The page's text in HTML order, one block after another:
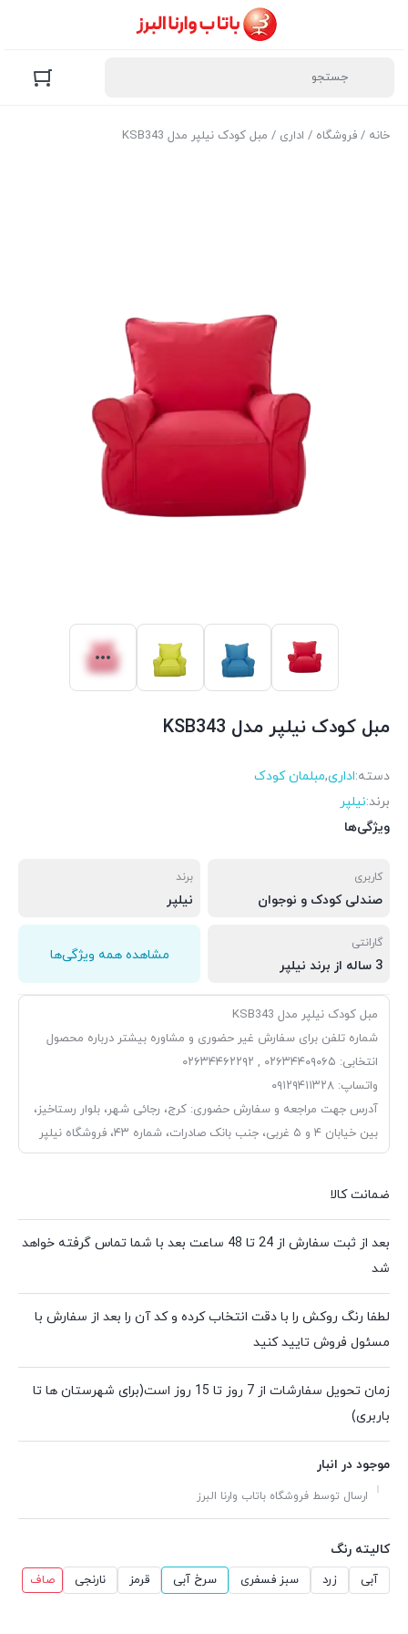
خانه / فروشگاه / اداری / مبل کودک نیلپر مدل KSB343
مبل کودک نیلپر مدل KSB343
دسته:اداری,مبلمان کودک
برند:نیلپر
ویژگی‌ها
کاربری
صندلی کودک و نوجوان
برند
نیلپر
گارانتی
3 ساله از برند نیلپر
مشاهده همه ویژگی‌ها
مبل کودک نیلپر مدل KSB343
شماره تلفن برای سفارش غیر حضوری و مشاوره بیشتر درباره محصول
انتخابی: ۰۲۶۳۴۴۰۹۰۶۵ , ۰۲۶۳۴۴۶۲۲۹۲
واتساپ: ۰۹۱۲۹۴۱۱۳۲۸
آدرس جهت مراجعه و سفارش حضوری: کرج، رجائی شهر، بلوار رستاخیز،
بین خیابان ۴ و ۵ غربی، جنب بانک صادرات، شماره ۴۳، فروشگاه نیلپر
ضمانت کالا
بعد از ثبت سفارش از 24 تا 48 ساعت بعد با شما تماس گرفته خواهد
شد
لطفا رنگ روکش را با دقت انتخاب کرده و کد آن را بعد از سفارش با
مسئول فروش تایید کنید
زمان تحویل سفارشات از 7 روز تا 15 روز است(برای شهرستان ها تا
باربری)
موجود در انبار
ارسال توسط فروشگاه باتاب وارنا البرز
کالیته رنگ
آبی زرد سبز فسفری سرخ آبی قرمز نارنجی صاف